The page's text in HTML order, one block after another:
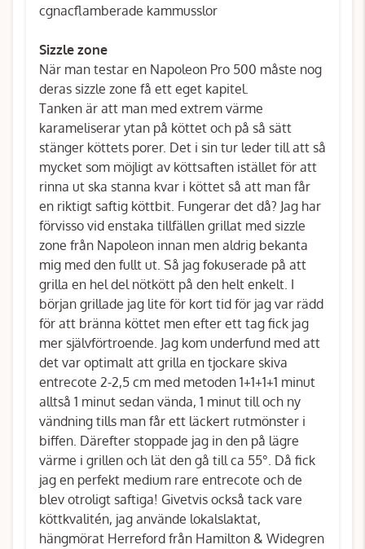
cgnacflamberade kammusslor
Sizzle zone
När man testar en Napoleon Pro 500 måste nog
deras sizzle zone få ett eget kapitel.
Tanken är att man med extrem värme
karameliserar ytan på köttet och på så sätt
stänger köttets porer. Det i sin tur leder till att så
mycket som möjligt av köttsaften istället för att
rinna ut ska stanna kvar i köttet så att man får
en riktigt saftig köttbit. Fungerar det då? Jag har
förvisso vid enstaka tillfällen grillat med sizzle
zone från Napoleon innan men aldrig bekanta
mig med den fullt ut. Så jag fokuserade på att
grilla en hel del nötkött på den helt enkelt. I
början grillade jag lite för kort tid för jag var rädd
för att bränna köttet men efter ett tag fick jag
mer självförtroende. Jag kom underfund med att
det var optimalt att grilla en tjockare skiva
entrecote 2-2,5 cm med metoden 1+1+1+1 minut
alltså 1 minut sedan vända, 1 minut till och ny
vändning tills man får ett läckert rutmönster i
biffen. Därefter stoppade jag in den på lägre
värme i grillen och lät den gå till ca 55°. Då fick
jag en perfekt medium rare entrecote och de
blev otroligt saftiga! Givetvis också tack vare
köttkvalitén, jag använde lokalslaktat,
hängmörat Herreford från Hamilton & Widegren